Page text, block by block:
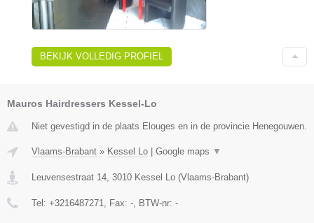
BEKIJK VOLLEDIG PROFIEL
Mauros Hairdressers Kessel-Lo
Niet gevestigd in de plaats Elouges en in de provincie Henegouwen.
Vlaams-Brabant » Kessel Lo Google maps ▼
Leuvensestraat 14, 3010 Kessel Lo (Vlaams-Brabant)
Tel: +3216487271, Fax: -, BTW-nr: -